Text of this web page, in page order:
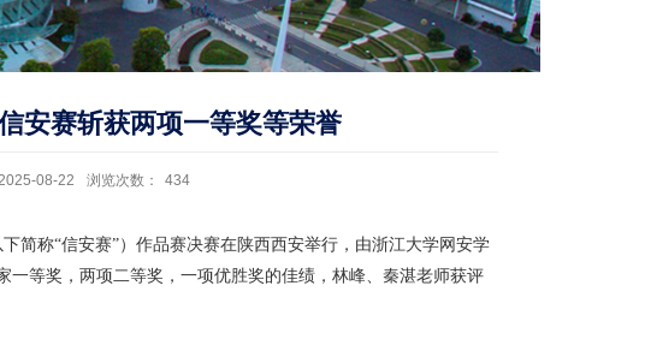
安赛斩获两项一等奖等荣誉
08-22 浏览次数： 434
简称“信安赛”）作品赛决赛在陕西西安举行，由浙江大学网安学
一等奖，两项二等奖，一项优胜奖的佳绩，林峰、秦湛老师获评